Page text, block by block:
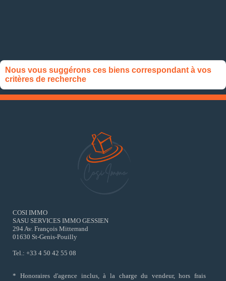
Nous vous suggérons ces biens correspondant à vos
critères de recherche
COSI IMMO
SASU SERVICES IMMO GESSIEN
294 Av. François Mitterrand
01630 St-Genis-Pouilly
Tel.: +33 4 50 42 55 08
* Honoraires d'agence inclus, à la charge du vendeur, hors frais